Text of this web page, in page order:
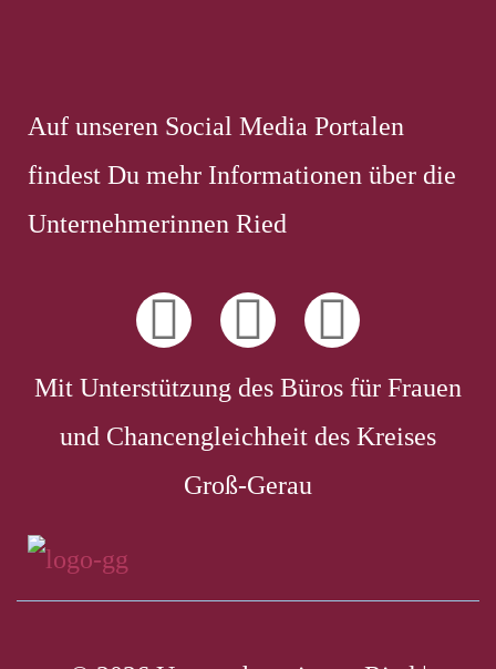
Auf unseren Social Media Portalen
findest Du mehr Informationen über die
Unternehmerinnen Ried
Mit Unterstützung des Büros für Frauen
und Chancengleichheit des Kreises
Groß-Gerau